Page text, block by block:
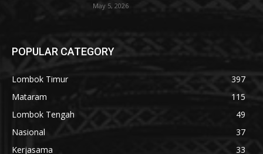
May 5, 2026
POPULAR CATEGORY
Lombok Timur
397
Mataram
115
Lombok Tengah
49
Nasional
37
Kerjasama
33